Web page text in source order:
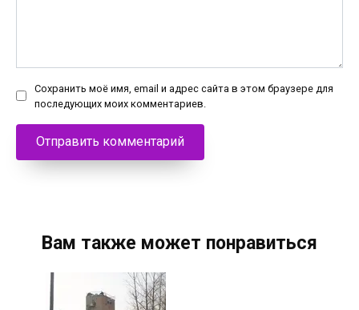
Сохранить моё имя, email и адрес сайта в этом браузере для
последующих моих комментариев.
Вам также может понравиться